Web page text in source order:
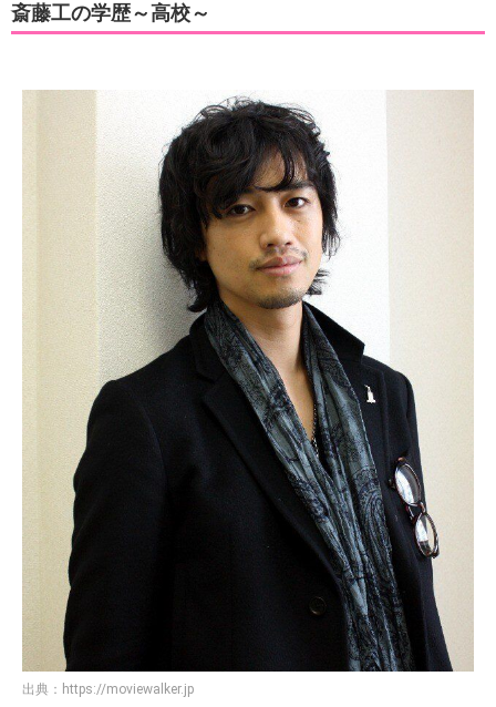
斎藤工の学歴～高校～
出典： https://moviewalker.jp